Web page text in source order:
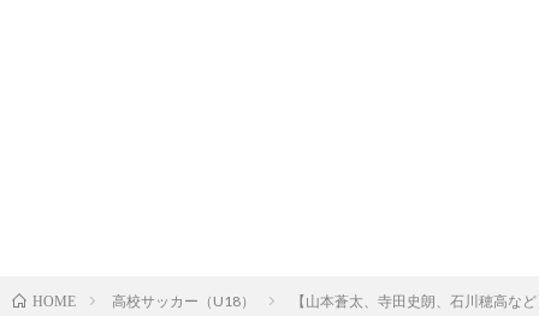
HOME 高校サッカー（U18） 【山本蒼太、寺田史朗、石川穂高な